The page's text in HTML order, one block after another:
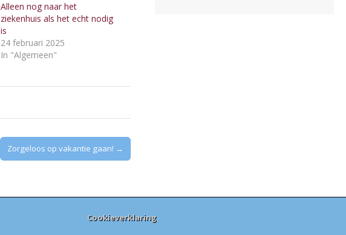
Alleen nog naar het
ziekenhuis als het echt nodig
is
24 februari 2025
In "Algemeen"
Zorgeloos op vakantie gaan! →
Cookieverklaring